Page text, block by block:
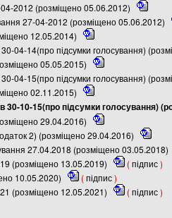
04-2012 (розміщено 05.06.2012)
27-04-2012 (розміщено 05.06.2012)
12.05.2014)
04-14(про підсумки голосування)
05.05.2015)
04-15(про підсумки голосування)
02.11.2015)
30-10-15(про підсумки голосування)
29.04.2016)
2) (розміщено 29.04.2016)
27.04.2018 (розміщено 03.05.2018)
(розміщено 13.05.2019)
(підпис)
10.05.2020)
(підпис)
(розміщено 12.05.2021)
(підпис)